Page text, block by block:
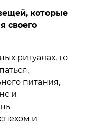
которые
своего
ритуалах, то
питания,
и
и